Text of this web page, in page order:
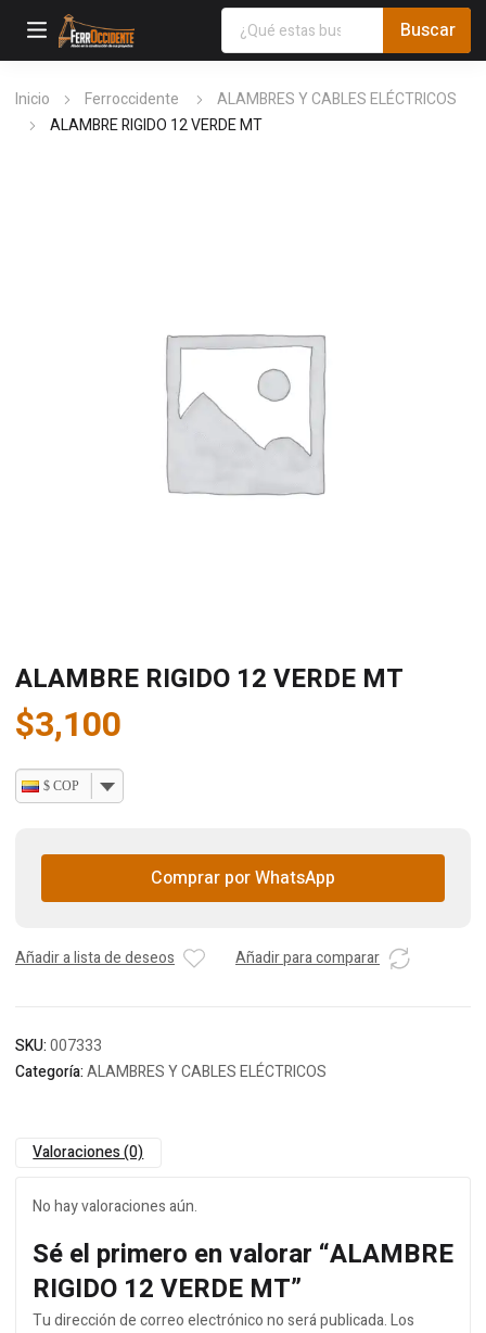
Inicio Ferroccidente
ALAMBRES Y CABLES ELÉCTRICOS
ALAMBRE RIGIDO 12 VERDE MT
ALAMBRE RIGIDO 12 VERDE MT
$3,100
$ COP
Comprar por WhatsApp
Añadir a lista de deseos Añadir para comparar
SKU:007333
Categoría:ALAMBRES Y CABLES ELÉCTRICOS
Valoraciones (0)
No hay valoraciones aún.
Sé el primero en valorar “ALAMBRE
RIGIDO 12 VERDE MT”
Tu dirección de correo electrónico no será publicada.Los